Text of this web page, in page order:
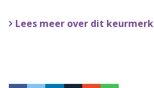
Lees meer over dit keurmerk